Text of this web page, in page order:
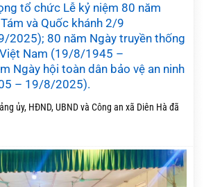
tổ chức Lễ kỷ niệm 80 năm
và Quốc khánh 2/9
80 năm Ngày truyền thống
Việt Nam (19/8/1945 –
Ngày hội toàn dân bảo vệ an ninh
– 19/8/2025).
ủy, HĐND, UBND và Công an xã Diên Hà đã